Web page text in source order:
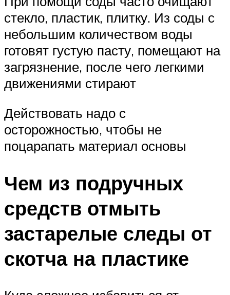
стекло, пластик, плитку. Из соды с
небольшим количеством воды
готовят густую пасту, помещают на
загрязнение, после чего легкими
движениями стирают
Действовать надо с
осторожностью, чтобы не
поцарапать материал основы
Чем из подручных
средств отмыть
застарелые следы от
скотча на пластике